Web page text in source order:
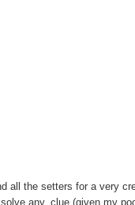
all the setters for a very
any. clue (given my